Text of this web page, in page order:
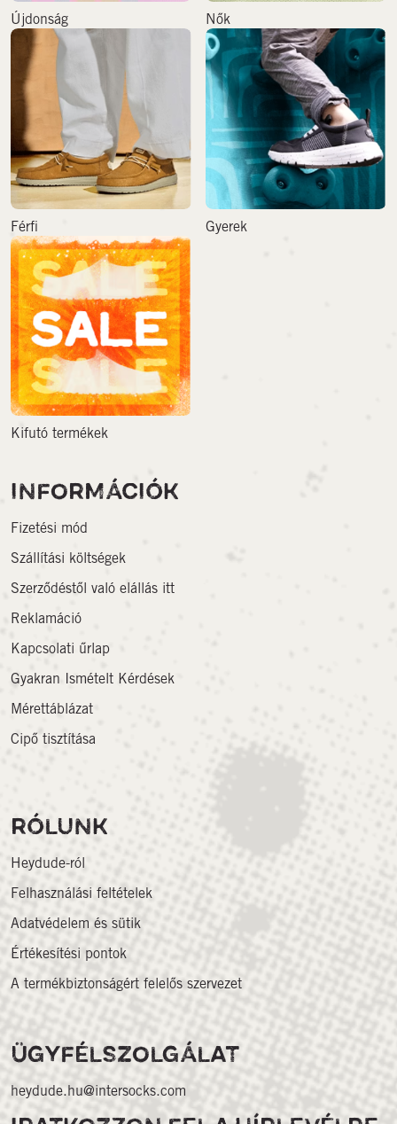
Újdonság Nők
Férfi Gyerek
Kifutó termékek
INFORMÁCIÓK
Fizetési mód
Szállítási költségek
Szerződéstől való elállás itt
Reklamáció
Kapcsolati űrlap
Gyakran Ismételt Kérdések
Mérettáblázat
Cipő tisztítása
RÓLUNK
Heydude-ról
Felhasználási feltételek
Adatvédelem és sütik
Értékesítési pontok
A termékbiztonságért felelős szervezet
ÜGYFÉLSZOLGÁLAT
heydude.hu@intersocks.com